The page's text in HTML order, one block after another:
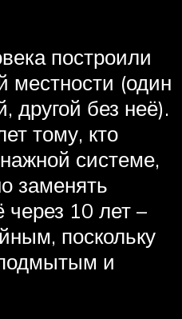
построили
местности (один
другой без неё).
тому, кто
системе,
заменять
10 лет –
поскольку
и